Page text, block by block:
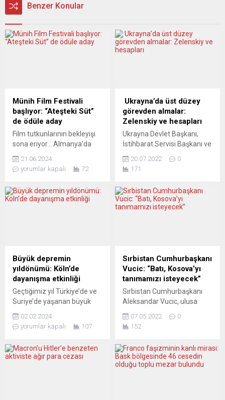
Benzer Konular
Münih Film Festivali
başlıyor: “Ateşteki Süt”
de ödüle aday
Film tutkunlarının bekleyişi
sona eriyor… Almanya’da
önemli film festivali 41’inci
Münih Film Festivali 28
başlıyor… 7 Temmuz’a kadar
53 ülkeden 150 film
platformu olarak kabul
ediliyor… İzleyiciler için
olduğu kadar sektör...
21.06.2024
yorumlar kapalı
72
Ukrayna’da üst düzey
görevden almalar:
Zelenskiy ve hesapları
Ukrayna Devlet Başkanı,
İstihbarat Servisi Başkanı ve
Bakanov ile Başsavcı Iryna
Venediktova’yı görevden
Ukrayna yargı ve güvenlik
aygıtı üyelerinin
görmeye çalışıyor. CORREİO
DA MANHÃ (Portekiz)
ŞÜPHE BULUTLARI
DAĞILMADI Correio da...
20.07.2022
0
171
Büyük depremin
yıldönümü: Köln’de
dayanışma etkinliği
Geçtiğimiz yıl Türkiye’de ve
Suriye’de yaşanan büyük
yıldönümünde Köln’de
Türkiye Almanya Kültür
düzenlenen ve Kuzey Ren
Vestfalya (KRV) Hükümeti
02.02.2024
yorumlar kapalı
107
Sırbistan Cumhurbaşkanı
Vucic: “Batı, Kosova’yı
tanımamızı isteyecek”
Sırbistan Cumhurbaşkanı
Aleksandar Vucic, ulusa
Batılı ülkelerin Kosova’yı
tanımalarını isteyeceğini
Sırbistan’ın önünde büyük
bir mesele olduğunu,
07.05.2022
0
152